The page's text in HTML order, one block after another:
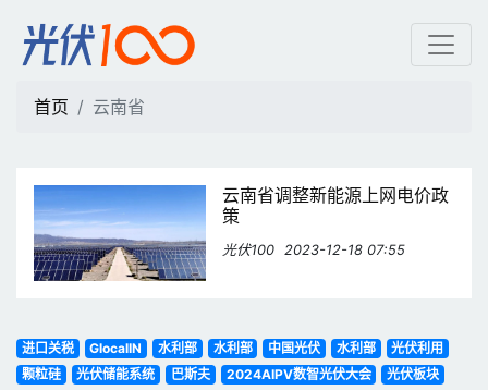
云南省 | 光伏100
首页 云南省
云南省调整新能源上网电价政
策
光伏100 2023-12-18 07:55
进口关税 GlocalIN 水利部 水利部 中国光伏 水利部
光伏利用
颗粒硅
光伏储能系统 巴斯夫 2024AIPV数智光伏大会
光伏板块